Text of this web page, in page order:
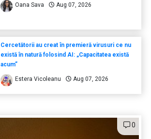
Oana Sava Aug 07, 2026
Cercetătorii au creat în premieră virusuri ce nu
există în natură folosind AI: „Capacitatea există
acum”
Estera Vicoleanu Aug 07, 2026
0